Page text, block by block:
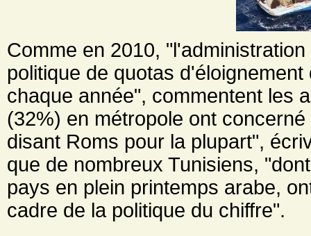
Comme en 2010,
politique de quotas
chaque année", commentent les
(32%) en métropole ont
disant Roms pour la plupart",
que de nombreux Tunisiens,
pays en plein printemps arabe,
cadre de la politique du chiffre".